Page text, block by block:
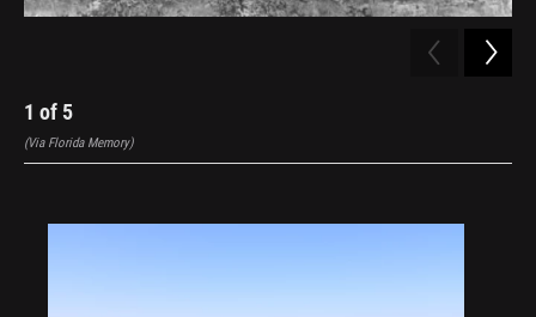
1 of 5
(Via Florida Memory)